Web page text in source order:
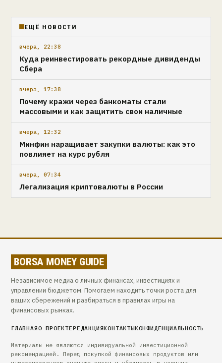
ЕЩЁ НОВОСТИ
вчера, 22:38
Куда реинвестировать рекордные дивиденды
Сбера
вчера, 17:38
Почему кражи через банкоматы стали
массовыми и как защитить свои наличные
вчера, 12:32
Минфин наращивает закупки валюты: как это
повлияет на курс рубля
вчера, 07:34
Легализация криптовалюты в России
BORSA MONEY GUIDE
Независимое медиа о личных финансах, инвестициях и
управлении бюджетом. Помогаем находить точки роста для
ваших сбережений и разбираться в правилах игры на
финансовых рынках.
ГЛАВНАЯО ПРОЕКТЕРЕДАКЦИЯКОНТАКТЫКОНФИДЕНЦИАЛЬНОСТЬ
Материалы не являются индивидуальной инвестиционной
рекомендацией. Перед покупкой финансовых продуктов или